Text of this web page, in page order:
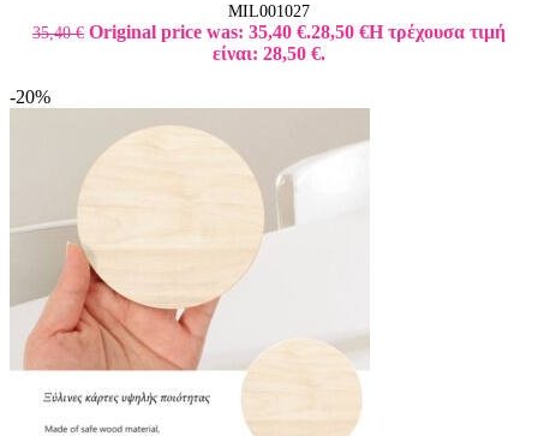
MIL001027
35,40€ Original price was: 35,40 €.28,50 €Η τρέχουσα τιμή
είναι: 28,50 €.
-20%